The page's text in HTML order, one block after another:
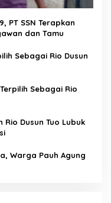
PT SSN Terapkan
dan Tamu
Sebagai Rio Dusun
Sebagai Rio
Dusun Tuo Lubuk
Warga Pauh Agung